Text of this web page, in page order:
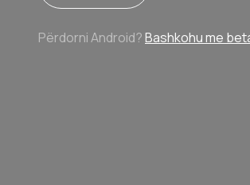
Përdorni Android?Bashkohu me